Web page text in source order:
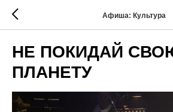
Афиша: Культура
НЕ ПОКИДАЙ
ПЛАНЕТУ